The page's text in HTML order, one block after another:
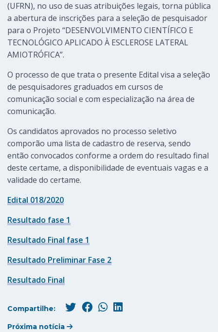
(UFRN), no uso de suas atribuições legais, torna pública
a abertura de inscrições para a seleção de pesquisador
para o Projeto “DESENVOLVIMENTO CIENTÍFICO E
TECNOLÓGICO APLICADO À ESCLEROSE LATERAL
AMIOTRÓFICA”.
O processo de que trata o presente Edital visa a seleção
de pesquisadores graduados em cursos de
comunicação social e com especialização na área de
comunicação.
Os candidatos aprovados no processo seletivo
comporão uma lista de cadastro de reserva, sendo
então convocados conforme a ordem do resultado final
deste certame, a disponibilidade de eventuais vagas e a
validade do certame.
Edital 018/2020
Resultado fase 1
Resultado Final fase 1
Resultado Preliminar Fase 2
Resultado Final
Compartilhe:
Próxima notícia